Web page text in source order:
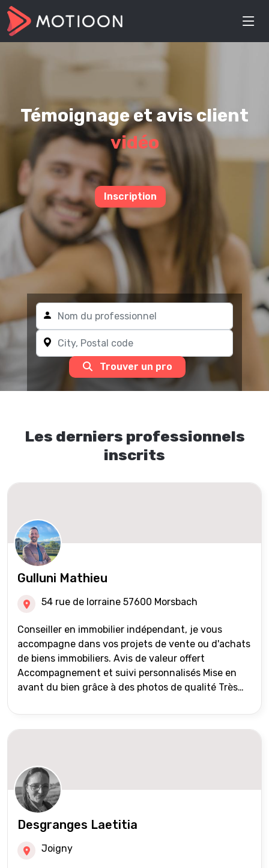
Témoignage et avis client
vidéo
Inscription
Trouver un pro
Les derniers professionnels
inscrits
Gulluni Mathieu
54 rue de lorraine 57600 Morsbach
Conseiller en immobilier indépendant, je vous
accompagne dans vos projets de vente ou d'achats
de biens immobiliers. Avis de valeur offert
Accompagnement et suivi personnalisés Mise en
avant du bien grâce à des photos de qualité Très
international) Validation du financement des
acquéreurs auprès de partenaires financiers
réseau Iad France et Iad Deutschland Inter agence
Desgranges Laetitia
Joigny